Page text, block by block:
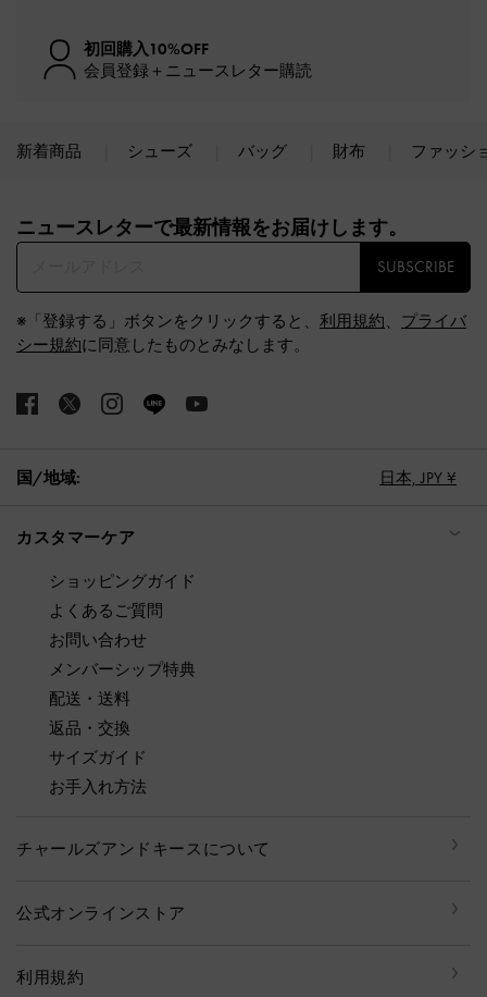
初回購入10%OFF
会員登録＋ニュースレター購読
新着商品 シューズ バッグ 財布 ファッシ
ニュースレターで最新情報をお届けします。​
SUBSCRIBE
※「登録する」ボタンをクリックすると、 利用規約、 プライバ
シー規約に同意したものとみなします。
国/地域: 日本, JPY ¥
カスタマーケア
ショッピングガイド
よくあるご質問
お問い合わせ
メンバーシップ特典
配送・送料
返品・交換
サイズガイド
お手入れ方法
チャールズアンドキースについて
公式オンラインストア
利用規約